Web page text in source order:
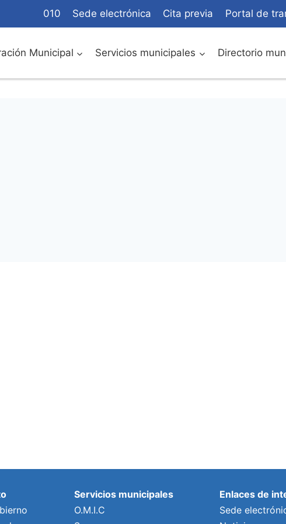
010 Sede electrónica Cita previa Portal de
Municipal Servicios municipales Directorio
Servicios municipales
O.M.I.C
Enlaces de
Sede